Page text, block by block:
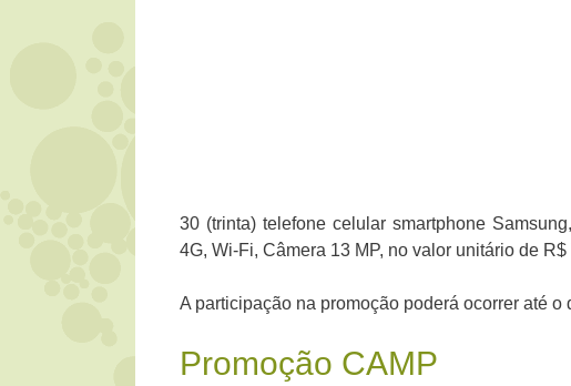
30 (trinta) telefone celular smartphone
4G, Wi-Fi, Câmera 13 MP, no valor unitário de
A participação na promoção poderá ocorrer até o
Promoção CAMP